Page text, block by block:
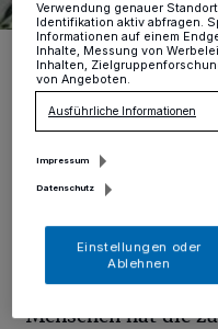
Die Beigeordnete Dr. Sarah
Sozialausschuss das neue
vorgestellt.
Foto: Stadt Willich
E ine aktuelle
Menschen hat die
Verwendung genauer
Identifikation aktiv abfragen.
Informationen auf einem
Inhalte, Messung von
Inhalten,
von Angeboten.
Ausführliche Informationen
Impressum
Datenschutz
Einstellungen oder
Ablehnen